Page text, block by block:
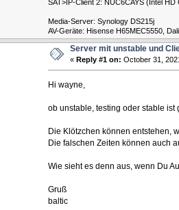
SAT>IP-Client 2: NUC6CAYS (Intel
Media-Server: Synology DS215j
AV-Geräte: ​Hisense H65MEC5550,
Server mit unstable und
« Reply #1 on: October 31,
Hi wayne,
ob unstable, testing oder stable
Die Klötzchen können entstehen,
Die falschen Zeiten können auch
Wie sieht es denn aus, wenn Du
Gruß
baltic